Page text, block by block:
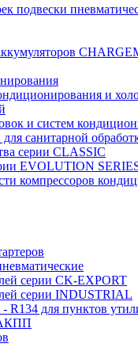
подвески
и
и систем
санитарной
серии CLASSIC
EVOLUTION
компрессоров
серии CK-EXPORT
серии INDUSTRIAL
- R134 для пунктов
АКПП